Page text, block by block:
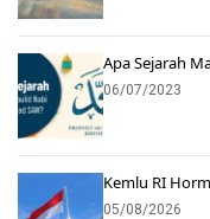
Apa Sejarah
06/07/2023
Kemlu RI
05/08/2026